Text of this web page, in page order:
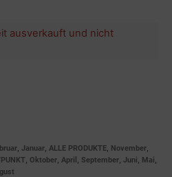
ausverkauft und nicht
, Januar, ALLE PRODUKTE, November,
, Oktober, April , September, Juni, Mai,